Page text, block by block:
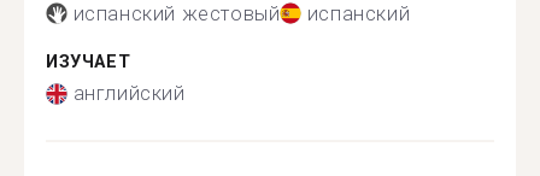
испанский жестовый испанский
ИЗУЧАЕТ
английский